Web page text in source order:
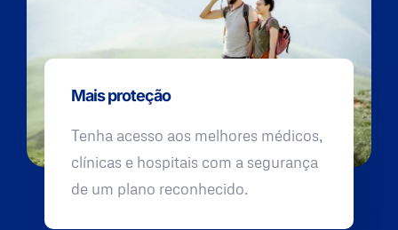
Mais proteção
Tenha acesso aos melhores médicos,
clínicas e hospitais com a segurança
de um plano reconhecido.